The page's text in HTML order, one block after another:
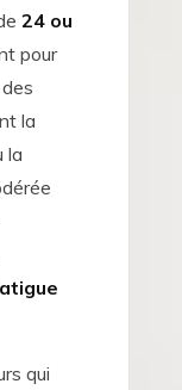
24 ou
pour
la
la
qui